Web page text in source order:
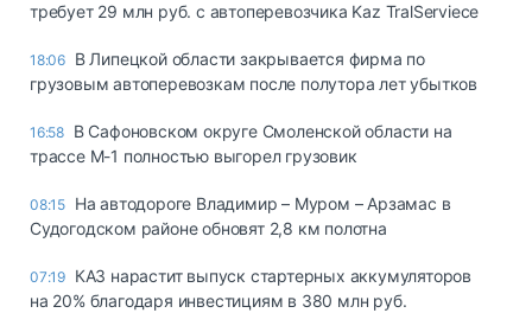
требует 29 млн руб. с автоперевозчика Kaz TralServiece
18:06 В Липецкой области закрывается фирма по
грузовым автоперевозкам после полутора лет убытков
16:58 В Сафоновском округе Смоленской области на
трассе М-1 полностью выгорел грузовик
08:15 На автодороге Владимир – Муром – Арзамас в
Судогодском районе обновят 2,8 км полотна
07:19 КАЗ нарастит выпуск стартерных аккумуляторов
на 20% благодаря инвестициям в 380 млн руб.